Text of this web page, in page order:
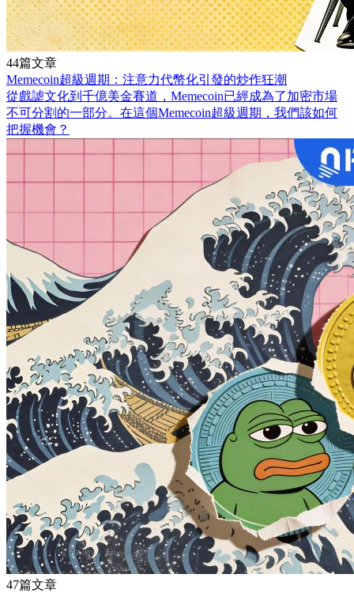
44篇文章
Memecoin超級週期：注意力代幣化引發的炒作狂潮
從戲謔文化到千億美金賽道，Memecoin已經成為了加密市場
不可分割的一部分。在這個Memecoin超級週期，我們該如何
把握機會？
47篇文章